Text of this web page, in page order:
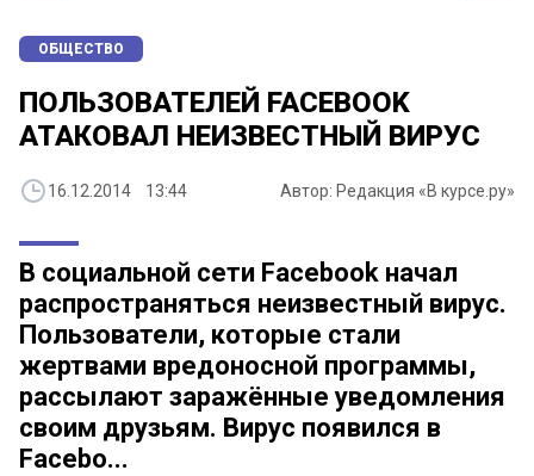
ОБЩЕСТВО
ПОЛЬЗОВАТЕЛЕЙ FACEBOOK
АТАКОВАЛ НЕИЗВЕСТНЫЙ ВИРУС
16.12.2014 13:44 Автор: Редакция «В курсе.ру»
В социальной сети Facebook начал
распространяться неизвестный вирус.
Пользователи, которые стали
жертвами вредоносной программы,
рассылают заражённые уведомления
своим друзьям. Вирус появился в
Facebo...